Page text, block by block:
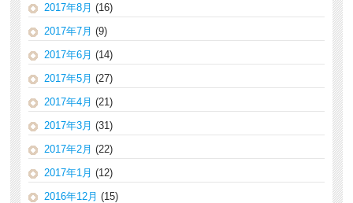
2017年8月 (16)
2017年7月 (9)
2017年6月 (14)
2017年5月 (27)
2017年4月 (21)
2017年3月 (31)
2017年2月 (22)
2017年1月 (12)
2016年12月 (15)